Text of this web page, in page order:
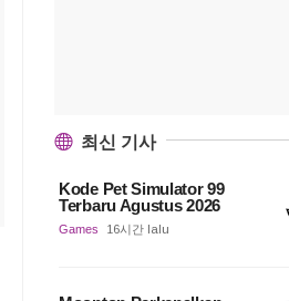
최신 기사
Kode Pet Simulator 99
Terbaru Agustus 2026
Games 16시간 lalu